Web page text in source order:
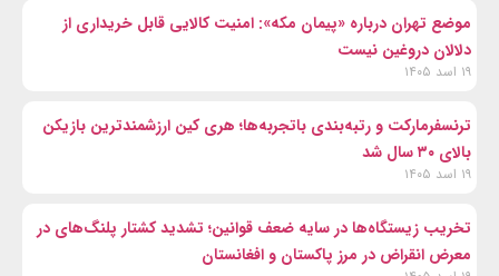
موضع تهران درباره «پیمان مکه»: امنیت کالایی قابل خریداری از
دلالان دروغین نیست
۱۹ اسد ۱۴۰۵
ترنسفرمارکت و رتبه‌بندی باتجربه‌ها؛ هری کین ارزشمندترین بازیکن
بالای ۳۰ سال شد
۱۹ اسد ۱۴۰۵
تخریب زیستگاه‌ها در سایه ضعف قوانین؛ تشدید کشتار پلنگ‌های در
معرض انقراض در مرز پاکستان و افغانستان